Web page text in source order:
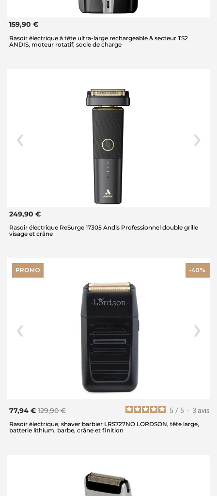
159,90 €
Rasoir électrique à tête ultra-large rechargeable & secteur TS2
ANDIS, moteur rotatif, socle de charge
249,90 €
Rasoir électrique ReSurge 17305 Andis Professionnel double grille
visage et crâne
PROMO -40%
5 / 5 - 3 avis
77,94 € 129,90 €
Rasoir électrique, shaver barbier LRS727NO LORDSON, tête large,
batterie lithium, barbe, crâne et finition